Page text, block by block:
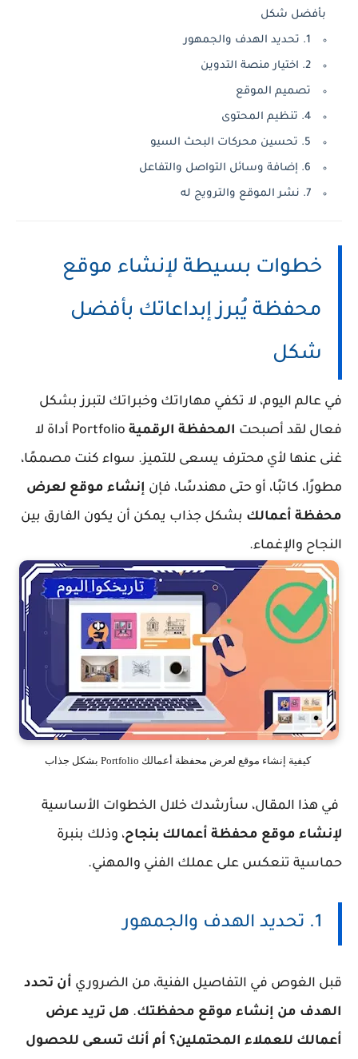
بأفضل شكل
1. تحديد الهدف والجمهور
2. اختيار منصة التدوين
تصميم الموقع
4. تنظيم المحتوى
5. تحسين محركات البحث السيو
6. إضافة وسائل التواصل والتفاعل
7. نشر الموقع والترويج له
خطوات بسيطة لإنشاء موقع
محفظة يُبرز إبداعاتك بأفضل
شكل
في عالم اليوم، لا تكفي مهاراتك وخبراتك لتبرز بشكل
فعال لقد أصبحت المحفظة الرقمية
Portfolio أداة لا
غنى عنها لأي محترف يسعى للتميز. سواء كنت مصممًا،
مطورًا، كاتبًا، أو حتى مهندسًا، فإن إنشاء موقع لعرض
محفظة أعمالك بشكل جذاب يمكن أن يكون الفارق بين
النجاح والإغماء.
كيفية إنشاء موقع لعرض محفظة أعمالك Portfolio بشكل جذاب
في هذا المقال، سأرشدك خلال الخطوات الأساسية
لإنشاء موقع محفظة أعمالك بنجاح، وذلك بنبرة
حماسية تنعكس على عملك الفني والمهني.
1. تحديد الهدف والجمهور
قبل الغوص في التفاصيل الفنية، من الضروري أن تحدد
الهدف من إنشاء موقع محفظتك. هل تريد عرض
أعمالك للعملاء المحتملين؟ أم أنك تسعى للحصول